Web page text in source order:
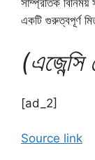
একটি গুরুত্বপূর্ণ
[ad_2]
Source link